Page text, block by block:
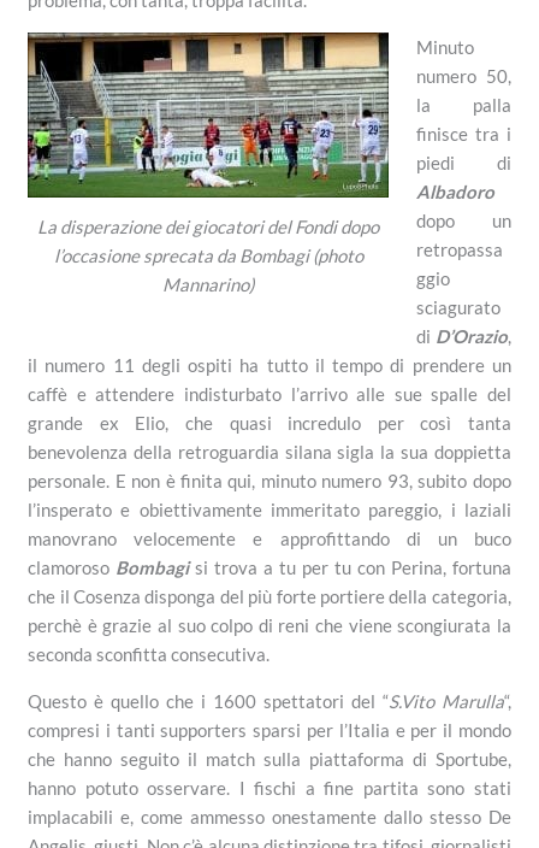
La disperazione dei giocatori del Fondi dopo
l’occasione sprecata da Bombagi (photo
Mannarino)
Minuto
numero 50,
la palla
finisce tra i
piedi di
Albadoro
dopo un
retropassa
ggio
sciagurato
di D’Orazio,
il numero 11 degli ospiti ha tutto il tempo di prendere un
caffè e attendere indisturbato l’arrivo alle sue spalle del
grande ex Elio, che quasi incredulo per così tanta
benevolenza della retroguardia silana sigla la sua doppietta
personale. E non è finita qui, minuto numero 93, subito dopo
l’insperato e obiettivamente immeritato pareggio, i laziali
manovrano velocemente e approfittando di un buco
clamoroso Bombagi si trova a tu per tu con Perina, fortuna
che il Cosenza disponga del più forte portiere della categoria,
perchè è grazie al suo colpo di reni che viene scongiurata la
seconda sconfitta consecutiva.
Questo è quello che i 1600 spettatori del “S.Vito Marulla“,
compresi i tanti supporters sparsi per l’Italia e per il mondo
che hanno seguito il match sulla piattaforma di Sportube,
hanno potuto osservare. I fischi a fine partita sono stati
implacabili e, come ammesso onestamente dallo stesso De